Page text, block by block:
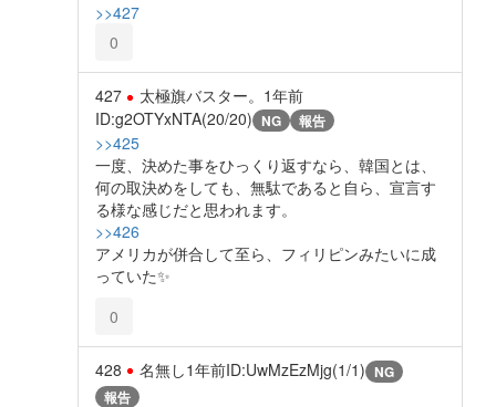
>>427
0
427 太極旗バスター。 1年前
ID:g2OTYxNTA(20/20) NG 報告
>>425
一度、決めた事をひっくり返すなら、韓国とは、
何の取決めをしても、無駄であると自ら、宣言す
る様な感じだと思われます。
>>426
アメリカが併合して至ら、フィリピンみたいに成
っていた✨️
0
428 名無し1年前ID:UwMzEzMjg(1/1) NG
報告